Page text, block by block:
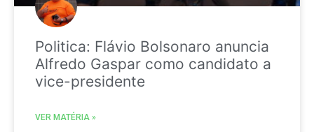
Politica: Flávio Bolsonaro anuncia
Alfredo Gaspar como candidato a
vice-presidente
VER MATÉRIA »